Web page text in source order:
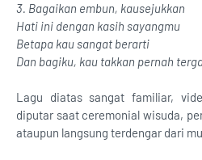
3. Bagaikan embun, kausejukkan
Hati ini dengan kasih sayangmu
Betapa kau sangat berarti
Dan bagiku, kau takkan pernah
Lagu diatas sangat familiar,
diputar saat ceremonial wisuda,
ataupun langsung terdengar dari